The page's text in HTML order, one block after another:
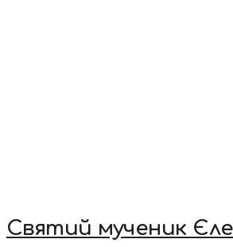
Святий мученик